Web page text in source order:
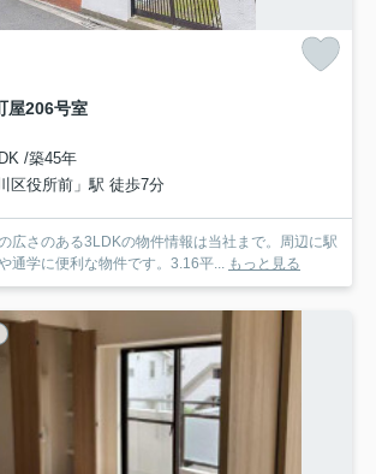
屋206号室
/築45年
区役所前」駅 徒歩7分
広さのある3LDKの物件情報は当社まで。周辺に駅
通学に便利な物件です。3.16平... もっと見る